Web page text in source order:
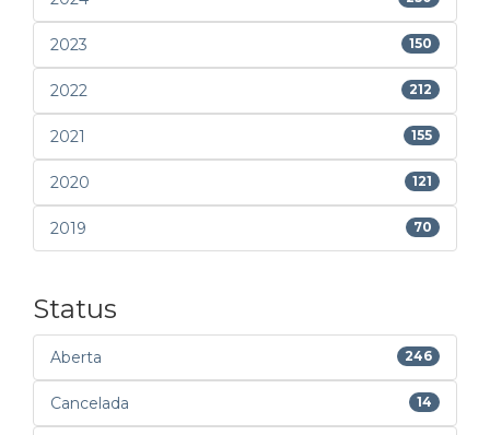
2023 150
2022 212
2021 155
2020 121
2019 70
Status
Aberta 246
Cancelada 14